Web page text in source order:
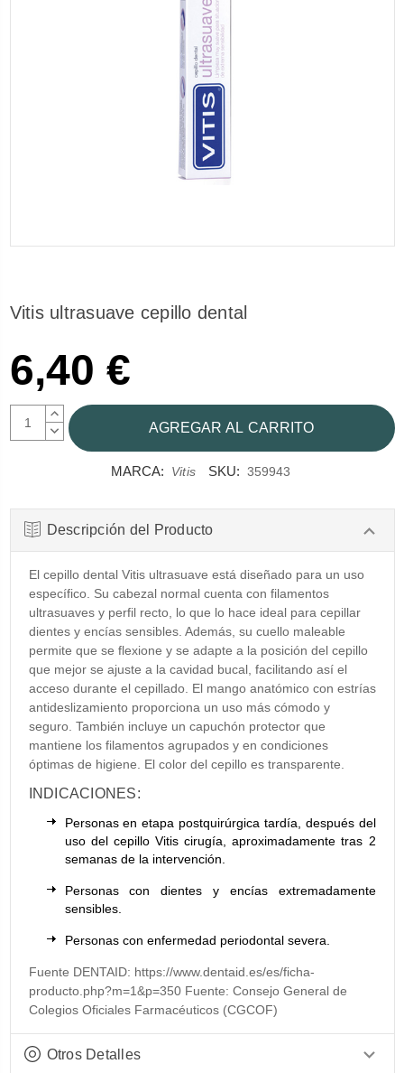
Vitis ultrasuave cepillo dental
6,40 €
AUMENTAR
CANTIDAD:
DISMINUIR
CANTIDAD:
MARCA: Vitis SKU: 359943
Descripción del Producto
El cepillo dental Vitis ultrasuave está diseñado para un uso
específico. Su cabezal normal cuenta con filamentos
ultrasuaves y perfil recto, lo que lo hace ideal para cepillar
dientes y encías sensibles. Además, su cuello maleable
permite que se flexione y se adapte a la posición del cepillo
que mejor se ajuste a la cavidad bucal, facilitando así el
acceso durante el cepillado. El mango anatómico con estrías
antideslizamiento proporciona un uso más cómodo y
seguro. También incluye un capuchón protector que
mantiene los filamentos agrupados y en condiciones
óptimas de higiene. El color del cepillo es transparente.
INDICACIONES:
Personas en etapa postquirúrgica tardía, después del
uso del cepillo Vitis cirugía, aproximadamente tras 2
semanas de la intervención.
Personas con dientes y encías extremadamente
sensibles.
Personas con enfermedad periodontal severa.
Fuente DENTAID: https://www.dentaid.es/es/ficha-
producto.php?m=1&p=350 Fuente: Consejo General de
Colegios Oficiales Farmacéuticos (CGCOF)
Otros Detalles